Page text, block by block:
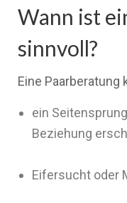
Wann ist
sinnvoll?
Eine Paarberatung
ein
Beziehung
Eifersucht oder